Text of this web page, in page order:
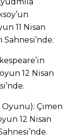
11 Nisan
12 Nisan
Oyunu): Çimen
12 Nisan